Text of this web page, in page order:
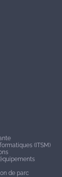
(ITSM)
de parc